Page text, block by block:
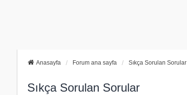
Anasayfa Forum ana sayfa Sıkça Sorulan Sorular
Sıkça Sorulan Sorular